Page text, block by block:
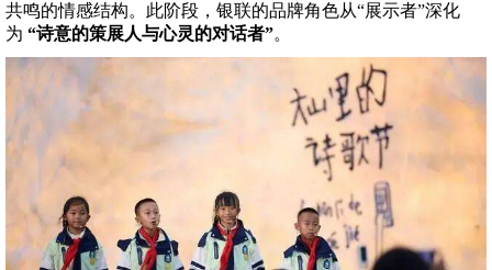
共鸣的情感结构。此阶段，银联的品牌角色从“展示者”深化
为 “诗意的策展人与心灵的对话者”。